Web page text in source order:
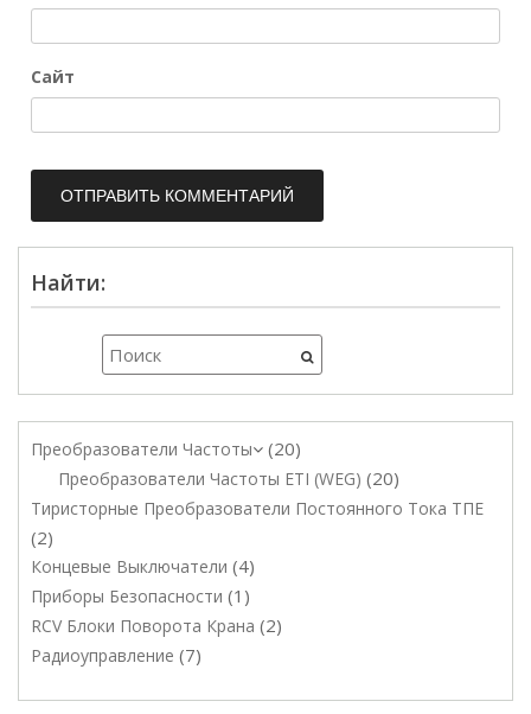
Сайт
Найти:
Преобразователи Частоты 20
Преобразователи Частоты ETI (WEG) 20
Тиристорные Преобразователи Постоянного Тока ТПЕ
2
Концевые Выключатели 4
Приборы Безопасности 1
RCV Блоки Поворота Крана 2
Радиоуправление 7